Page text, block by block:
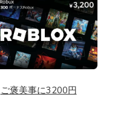
ご褒美事に3200円